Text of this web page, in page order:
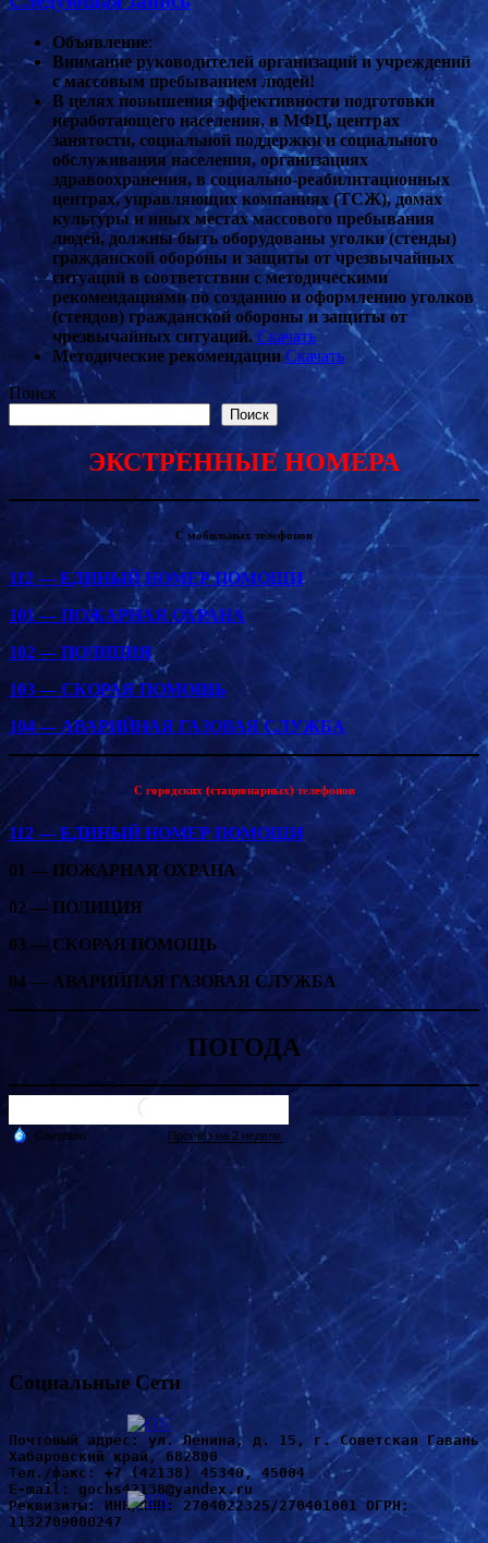
Объявление:
Внимание руководителей организаций и учреждений
с массовым пребыванием людей!
В целях повышения эффективности подготовки
неработающего населения, в МФЦ, центрах
занятости, социальной поддержки и социального
обслуживания населения, организациях
здравоохранения, в социально-реабилитационных
центрах, управляющих компаниях (ТСЖ), домах
культуры и иных местах массового пребывания
людей, должны быть оборудованы уголки (стенды)
гражданской обороны и защиты от чрезвычайных
ситуаций в соответствии с методическими
рекомендациями по созданию и оформлению уголков
(стендов) гражданской обороны и защиты от
чрезвычайных ситуаций. Скачать
Методические рекомендации Скачать
Поиск
Поиск
ЭКСТРЕННЫЕ НОМЕРА
С мобильных телефонов
112 — ЕДИНЫЙ НОМЕР ПОМОЩИ
101 — ПОЖАРНАЯ ОХРАНА
102 — ПОЛИЦИЯ
103 — СКОРАЯ ПОМОЩЬ
104 — АВАРИЙНАЯ ГАЗОВАЯ СЛУЖБА
С городских (стационарных) телефонов
112 — ЕДИНЫЙ НОМЕР ПОМОЩИ
01 — ПОЖАРНАЯ ОХРАНА
02 — ПОЛИЦИЯ
03 — СКОРАЯ ПОМОЩЬ
04 — АВАРИЙНАЯ ГАЗОВАЯ СЛУЖБА
ПОГОДА
Социальные Сети
Почтовый адрес: ул. Ленина, д. 15, г. Советская Гавань
Хабаровский край, 682800
Тел./факс: +7 (42138) 45340, 45004
Е-mail: gochs42138@yandex.ru
Реквизиты: ИНН/КПП: 2704022325/270401001 ОГРН:
1132709000247